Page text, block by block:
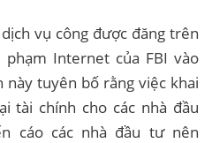
vụ công được đăng trên
Internet của FBI vào
này tuyên bố rằng việc khai
tài chính cho các nhà đầu
cáo các nhà đầu tư nên